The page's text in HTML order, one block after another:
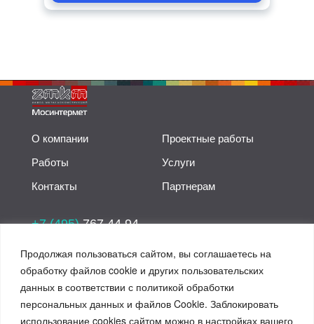
Продолжая пользоваться сайтом, вы соглашаетесь на
обработку файлов cookie и других пользовательских
данных в соответствии с политикой обработки
персональных данных и файлов Cookie. Заблокировать
использование cookies сайтом можно в настройках вашего
О компании
Проектные работы
Работы
Услуги
Контакты
Партнерам
+7 (495)767 44 94
sale@zmkmsk.ru
Политика конфиденциальности